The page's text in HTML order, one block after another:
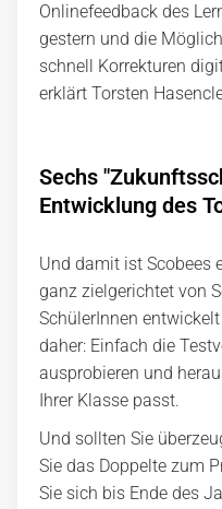
Onlinefeedback des
gestern und die
schnell Korrekturen
erklärt Torsten
Sechs
Entwicklung des
Und damit ist Scobees
ganz zielgerichtet von
SchülerInnen
daher: Einfach die
ausprobieren und
Ihrer Klasse passt.
Und sollten Sie
Sie das Doppelte zum
Sie sich bis Ende des